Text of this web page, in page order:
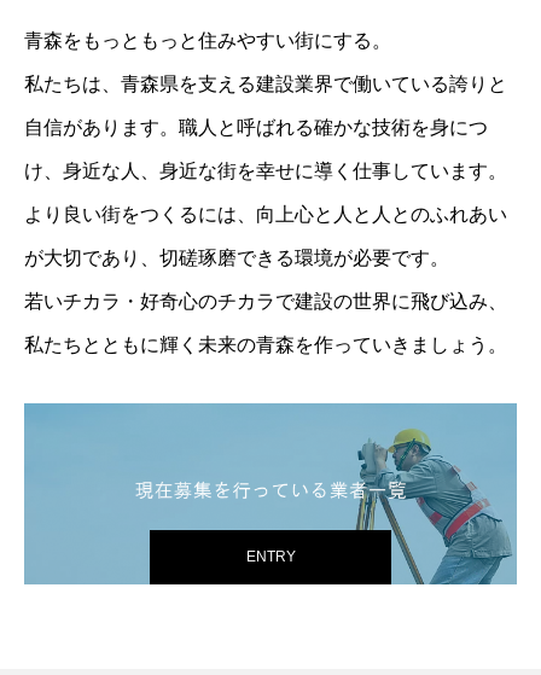
青森をもっともっと住みやすい街にする。
私たちは、青森県を支える建設業界で働いている誇りと
自信があります。職人と呼ばれる確かな技術を身につ
け、身近な人、身近な街を幸せに導く仕事しています。
より良い街をつくるには、向上心と人と人とのふれあい
が大切であり、切磋琢磨できる環境が必要です。
若いチカラ・好奇心のチカラで建設の世界に飛び込み、
私たちとともに輝く未来の青森を作っていきましょう。
ENTRY